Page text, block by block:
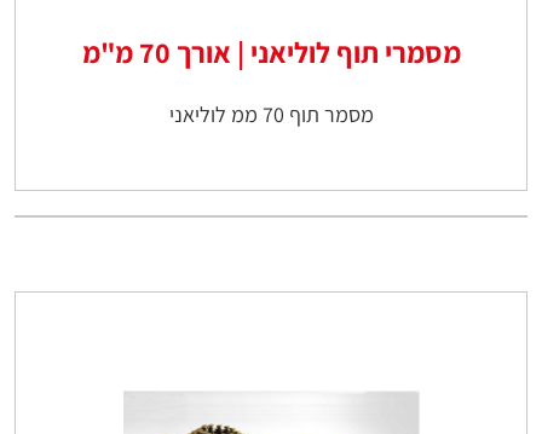
מסמרי תוף לוליאני | אורך 70 מ"מ
מסמר תוף 70 ממ לוליאני